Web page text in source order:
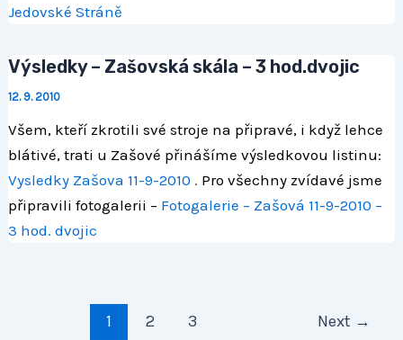
Jedovské Stráně
Výsledky – Zašovská skála – 3 hod.dvojic
12. 9. 2010
Všem, kteří zkrotili své stroje na připravé, i když lehce
blátivé, trati u Zašové přinášíme výsledkovou listinu:
Vysledky Zašova 11-9-2010 . Pro všechny zvídavé jsme
připravili fotogalerii – Fotogalerie – Zašová 11-9-2010 –
3 hod. dvojic
1 2 3 Next →